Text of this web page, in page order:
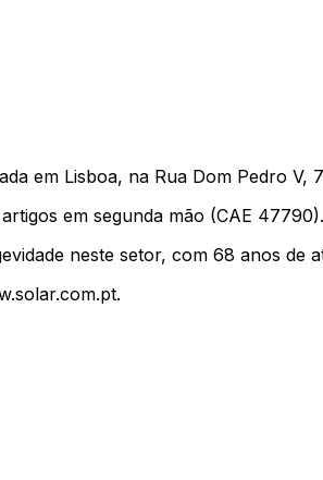
em Lisboa, na Rua Dom Pedro V,
em segunda mão (CAE 47790).
neste setor, com 68 anos de